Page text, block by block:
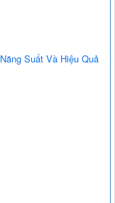
Suất Và Hiệu Quả